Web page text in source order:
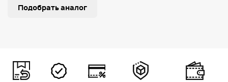
Подобрать аналог